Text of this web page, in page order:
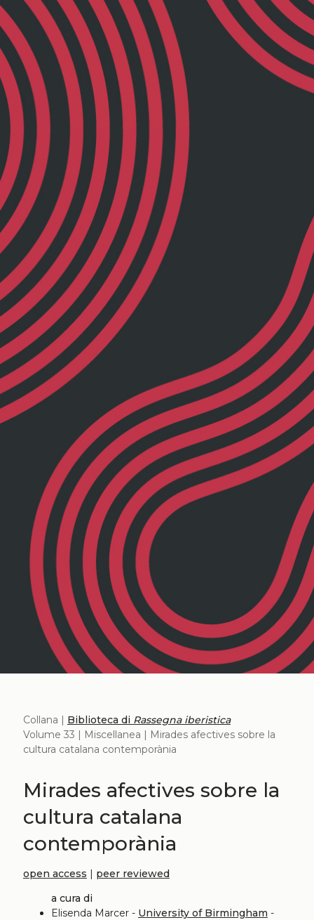
Collana | Biblioteca di Rassegna iberistica
Volume 33 | Miscellanea | Mirades afectives sobre la
cultura catalana contemporània
Mirades afectives sobre la
cultura catalana
contemporània
open access | peer reviewed
a cura di
Elisenda Marcer - University of Birmingham -